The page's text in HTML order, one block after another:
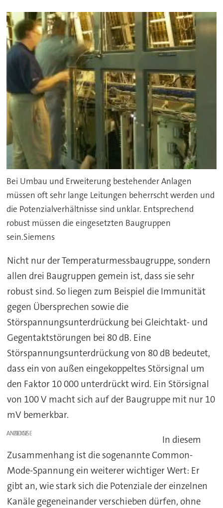
Bei Umbau und Erweiterung bestehender Anlagen
müssen oft sehr lange Leitungen beherrscht werden und
die Potenzialverhältnisse sind unklar. Entsprechend
robust müssen die eingesetzten Baugruppen
sein.Siemens
Nicht nur der Temperaturmessbaugruppe, sondern
allen drei Baugruppen gemein ist, dass sie sehr
robust sind. So liegen zum Beispiel die Immunität
gegen Übersprechen sowie die
Störspannungsunterdrückung bei Gleichtakt- und
Gegentaktstörungen bei 80 dB. Eine
Störspannungsunterdrückung von 80 dB bedeutet,
dass ein von außen eingekoppeltes Störsignal um
den Faktor 10 000 unterdrückt wird. Ein Störsignal
von 100 V macht sich auf der Baugruppe mit nur 10
mV bemerkbar.
ANZEIGE
In diesem
Zusammenhang ist die sogenannte Common-
Mode-Spannung ein weiterer wichtiger Wert: Er
gibt an, wie stark sich die Potenziale der einzelnen
Kanäle gegeneinander verschieben dürfen, ohne